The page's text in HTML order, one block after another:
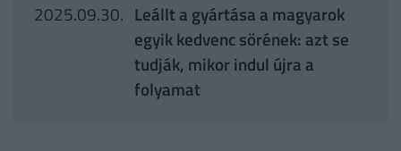
2025.09.30. Leállt a gyártása a magyarok
egyik kedvenc sörének: azt se
tudják, mikor indul újra a
folyamat